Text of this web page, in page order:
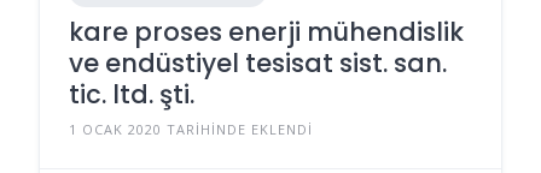
kare proses enerji mühendislik
ve endüstiyel tesisat sist. san.
tic. ltd. şti.
1 OCAK 2020 TARIHINDE EKLENDI